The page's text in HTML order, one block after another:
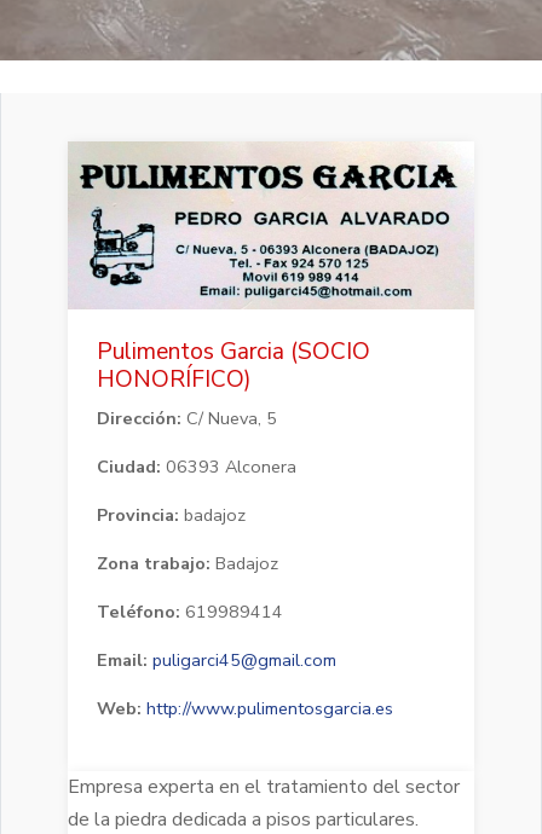
Pulimentos Garcia (SOCIO
HONORÍFICO)
Dirección: C/ Nueva, 5
Ciudad: 06393 Alconera
Provincia: badajoz
Zona trabajo: Badajoz
Teléfono: 619989414
Email: puligarci45@gmail.com
Web: http://www.pulimentosgarcia.es
Empresa experta en el tratamiento del sector
de la piedra dedicada a pisos particulares.